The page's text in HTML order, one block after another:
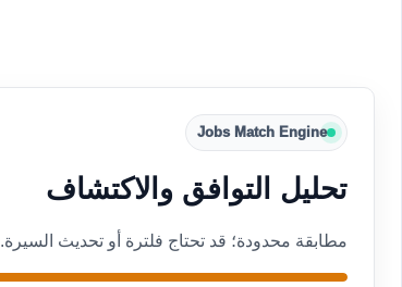
Jobs Match Engine
تحليل التوافق والاكتشاف
مطابقة محدودة؛ قد تحتاج فلترة أو تحديث السيرة.